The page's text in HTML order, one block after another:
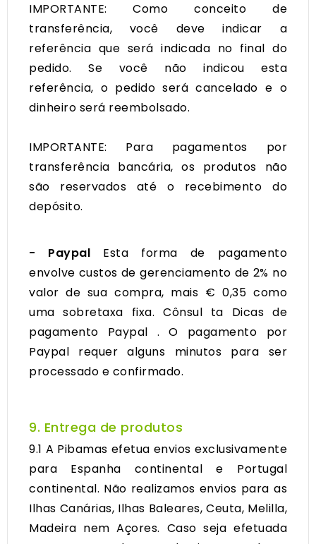
IMPORTANTE: Como conceito de
transferência, você deve indicar a
referência que será indicada no final do
pedido. Se você não indicou esta
referência, o pedido será cancelado e o
dinheiro será reembolsado.
IMPORTANTE: Para pagamentos por
transferência bancária, os produtos não
são reservados até o recebimento do
depósito.
- Paypal Esta forma de pagamento
envolve custos de gerenciamento de 2% no
valor de sua compra, mais € 0,35 como
uma sobretaxa fixa. Cônsul ta Dicas de
pagamento Paypal .O pagamento por
Paypal requer alguns minutos para ser
processado e confirmado.
9. Entrega de produtos
9.1 A Pibamas efetua envios exclusivamente
para Espanha continental e Portugal
continental. Não realizamos envios para as
Ilhas Canárias, Ilhas Baleares, Ceuta, Melilla,
Madeira nem Açores. Caso seja efetuada